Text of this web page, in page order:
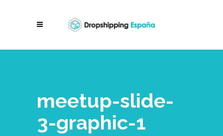
meetup-slide-
3-graphic-1